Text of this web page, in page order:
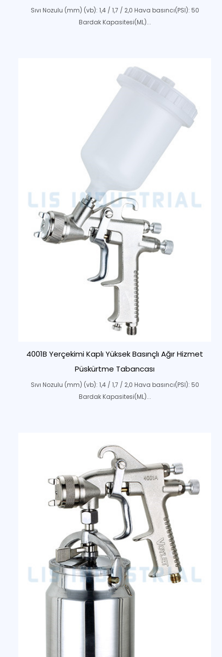
Sıvı Nozulu (mm) (vb): 1,4 / 1,7 / 2,0 Hava basıncı(PSI): 50
Bardak Kapasitesi(ML)...
4001B Yerçekimi Kaplı Yüksek Basınçlı Ağır Hizmet
Püskürtme Tabancası
Sıvı Nozulu (mm) (vb): 1,4 / 1,7 / 2,0 Hava basıncı(PSI): 50
Bardak Kapasitesi(ML)...